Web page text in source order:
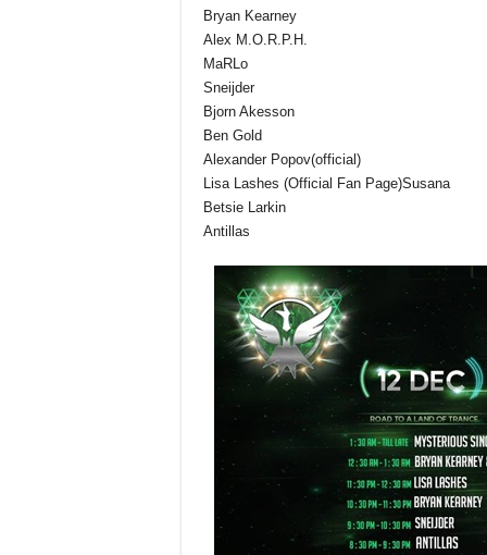
Bryan Kearney
Alex M.O.R.P.H.
MaRLo
Sneijder
Bjorn Akesson
Ben Gold
Alexander Popov(official)
Lisa Lashes (Official Fan Page)Susana
Betsie Larkin
Antillas